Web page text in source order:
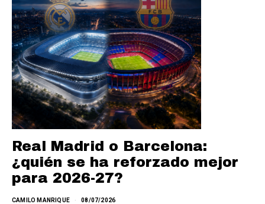
Real Madrid o Barcelona:
¿quién se ha reforzado mejor
para 2026-27?
CAMILO MANRIQUE 08/07/2026